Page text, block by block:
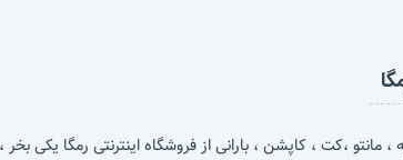
،کت ، کاپشن ، بارانی از فروشگاه اینترنتی رمگا یکی